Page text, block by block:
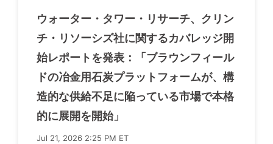
ウォーター・タワー・リサーチ、クリン
チ・リソーシズ社に関するカバレッジ開
始レポートを発表：「ブラウンフィール
ドの冶金用石炭プラットフォームが、構
造的な供給不足に陥っている市場で本格
的に展開を開始」
Jul 21, 2026 2:25 PM ET